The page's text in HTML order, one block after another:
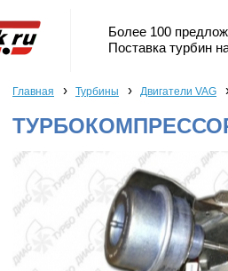
Более 100
Поставка турбин
Главная › Турбины › Двигатели VAG
ТУРБОКОМПРЕССОР